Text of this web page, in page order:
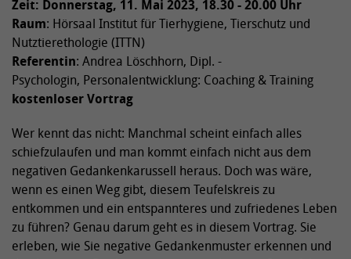
Zeit: Donnerstag, 11. Mai 2023, 18.30 - 20.00 Uhr
Raum: Hörsaal Institut für Tierhygiene, Tierschutz und
Nutztierethologie (ITTN)
Referentin: Andrea Löschhorn, Dipl. -
Psychologin, Personalentwicklung: Coaching & Training
kostenloser Vortrag
Wer kennt das nicht: Manchmal scheint einfach alles
schiefzulaufen und man kommt einfach nicht aus dem
negativen Gedankenkarussell heraus. Doch was wäre,
wenn es einen Weg gibt, diesem Teufelskreis zu
entkommen und ein entspannteres und zufriedenes Leben
zu führen? Genau darum geht es in diesem Vortrag. Sie
erleben, wie Sie negative Gedankenmuster erkennen und